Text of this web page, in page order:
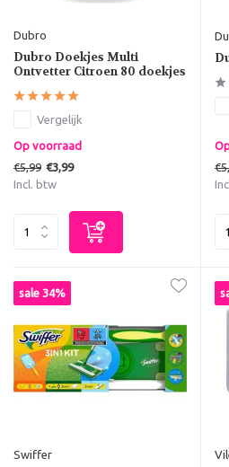
Dubro
Dubro Doekjes Multi
Ontvetter Citroen 80 doekjes
Vergelijk
Op voorraad
€5,99 €3,99
Incl. btw
sale 34%
Swiffer